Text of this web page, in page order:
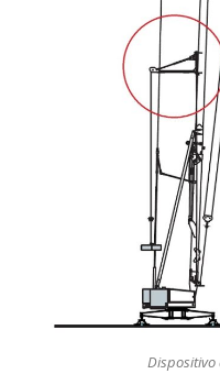
Dispositivo